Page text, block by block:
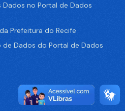
no Portal de Dados
Prefeitura do Recife
Dados do Portal de Dados